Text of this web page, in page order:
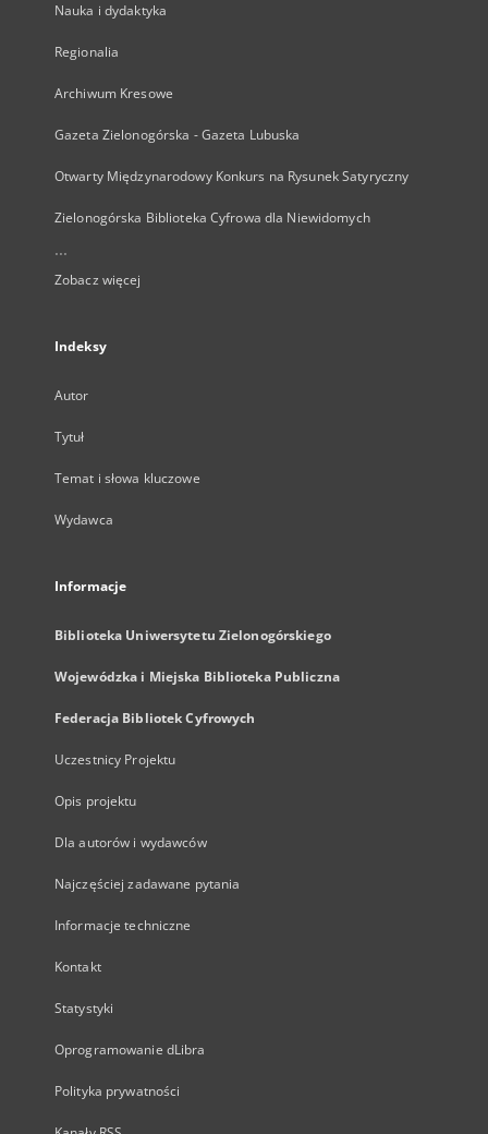
Nauka i dydaktyka
Regionalia
Archiwum Kresowe
Gazeta Zielonogórska - Gazeta Lubuska
Otwarty Międzynarodowy Konkurs na Rysunek Satyryczny
Zielonogórska Biblioteka Cyfrowa dla Niewidomych
...
Zobacz więcej
Indeksy
Autor
Tytuł
Temat i słowa kluczowe
Wydawca
Informacje
Biblioteka Uniwersytetu Zielonogórskiego
Wojewódzka i Miejska Biblioteka Publiczna
Federacja Bibliotek Cyfrowych
Uczestnicy Projektu
Opis projektu
Dla autorów i wydawców
Najczęściej zadawane pytania
Informacje techniczne
Kontakt
Statystyki
Oprogramowanie dLibra
Polityka prywatności